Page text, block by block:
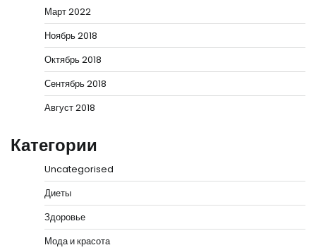
Март 2022
Ноябрь 2018
Октябрь 2018
Сентябрь 2018
Август 2018
Категории
Uncategorised
Диеты
Здоровье
Мода и красота